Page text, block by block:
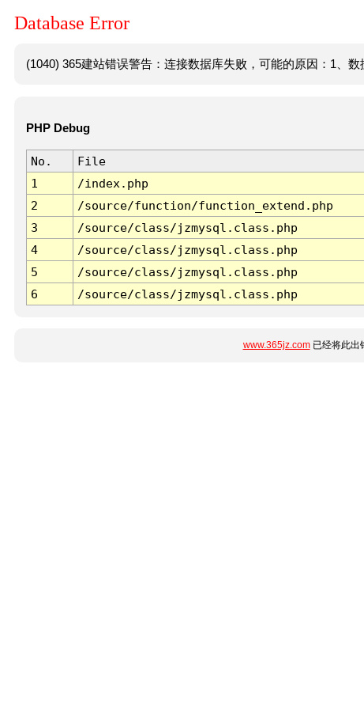
Database Error
(1040) 365建站错误警告：连接数据库失败，可能的原因：1、数
PHP Debug
No. File
1
/index.php
2
/source/function/function_extend.php
3
/source/class/jzmysql.class.php
4
/source/class/jzmysql.class.php
5
/source/class/jzmysql.class.php
6
/source/class/jzmysql.class.php
www.365jz.com已经将此出